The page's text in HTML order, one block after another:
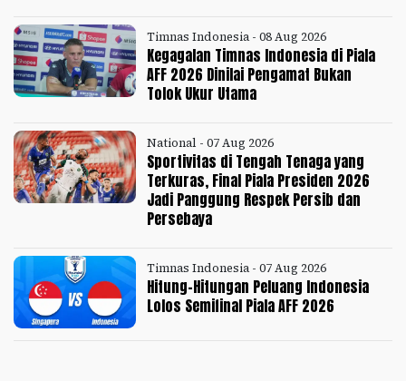
Timnas Indonesia - 08 Aug 2026
Kegagalan Timnas Indonesia di Piala
AFF 2026 Dinilai Pengamat Bukan
Tolok Ukur Utama
National - 07 Aug 2026
Sportivitas di Tengah Tenaga yang
Terkuras, Final Piala Presiden 2026
Jadi Panggung Respek Persib dan
Persebaya
Timnas Indonesia - 07 Aug 2026
Hitung-Hitungan Peluang Indonesia
Lolos Semifinal Piala AFF 2026